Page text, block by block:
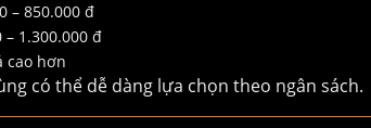
– 850.000 đ
– 1.300.000 đ
cao hơn
có thể dễ dàng lựa chọn theo ngân sách.